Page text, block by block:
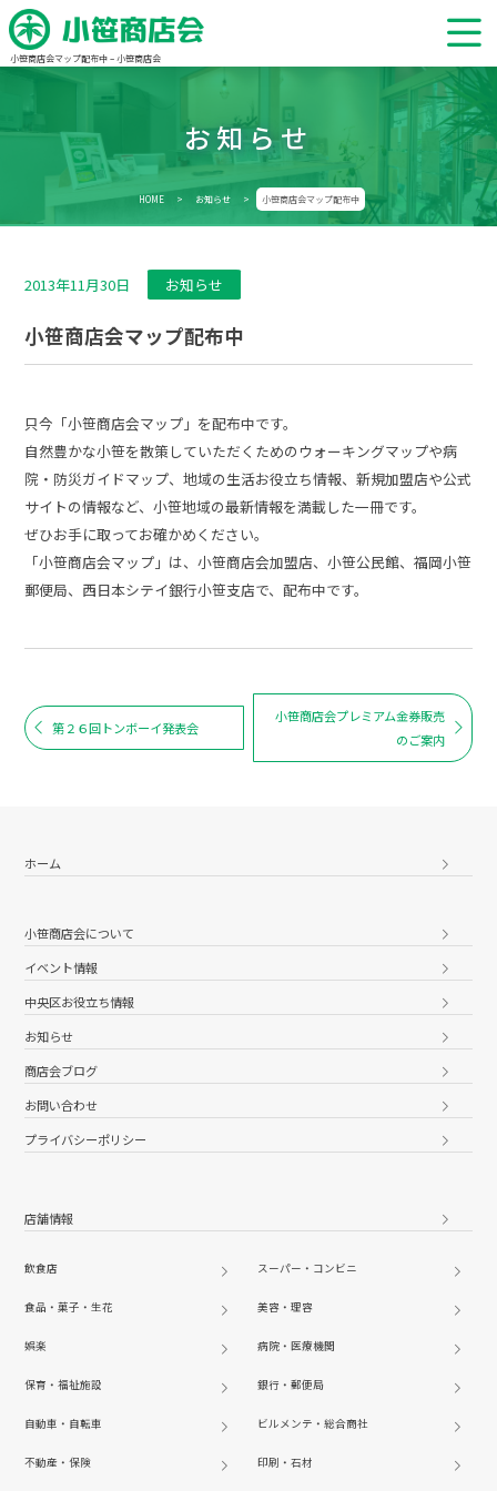
小笹商店会マップ配布中 – 小笹商店会
お知らせ
HOME > お知らせ > 小笹商店会マップ配布中
2013年11月30日 お知らせ
小笹商店会マップ配布中
只今「小笹商店会マップ」を配布中です。
自然豊かな小笹を散策していただくためのウォーキングマップや病
院・防災ガイドマップ、地域の生活お役立ち情報、新規加盟店や公式
サイトの情報など、小笹地域の最新情報を満載した一冊です。
ぜひお手に取ってお確かめください。
「小笹商店会マップ」は、小笹商店会加盟店、小笹公民館、福岡小笹
郵便局、西日本シテイ銀行小笹支店で、配布中です。
第２６回トンボーイ発表会
小笹商店会プレミアム金券販売
のご案内
ホーム
小笹商店会について
イベント情報
中央区お役立ち情報
お知らせ
商店会ブログ
お問い合わせ
プライバシーポリシー
店舗情報
飲食店 スーパー・コンビニ
食品・菓子・生花 美容・理容
娯楽 病院・医療機関
保育・福祉施設 銀行・郵便局
自動車・自転車 ビルメンテ・総合商社
不動産・保険 印刷・石材